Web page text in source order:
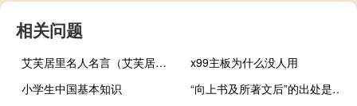
相关问题
艾芙居里名人名言（艾芙居里名言）
x99主板为什么没人用
小学生中国基本知识
“向上书及所著文后”的出处是哪里